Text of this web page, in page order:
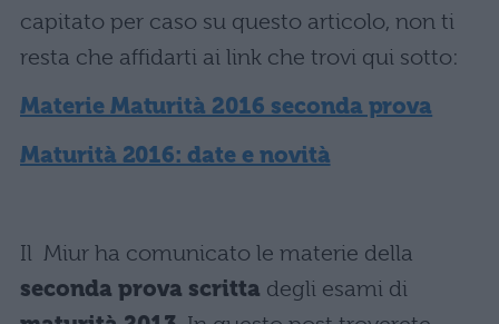
capitato per caso su questo articolo, non ti
resta che affidarti ai link che trovi qui sotto:
Materie Maturità 2016 seconda prova
Maturità 2016: date e novità
Il Miur ha comunicato le materie della
seconda prova scritta degli esami di